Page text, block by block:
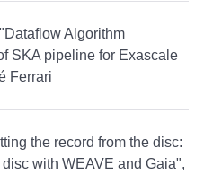
"Dataflow Algorithm
SKA pipeline for Exascale
Ferrari
the record from the disc:
with WEAVE and Gaia",